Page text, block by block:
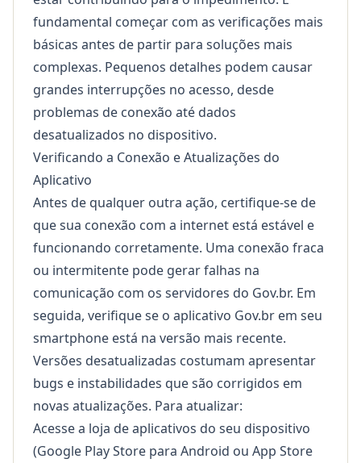
fundamental começar com as verificações mais
básicas antes de partir para soluções mais
complexas. Pequenos detalhes podem causar
grandes interrupções no acesso, desde
problemas de conexão até dados
desatualizados no dispositivo.
Verificando a Conexão e Atualizações do
Aplicativo
Antes de qualquer outra ação, certifique-se de
que sua conexão com a internet está estável e
funcionando corretamente. Uma conexão fraca
ou intermitente pode gerar falhas na
comunicação com os servidores do Gov.br. Em
seguida, verifique se o aplicativo Gov.br em seu
smartphone está na versão mais recente.
Versões desatualizadas costumam apresentar
bugs e instabilidades que são corrigidos em
novas atualizações. Para atualizar:
Acesse a loja de aplicativos do seu dispositivo
(Google Play Store para Android ou App Store